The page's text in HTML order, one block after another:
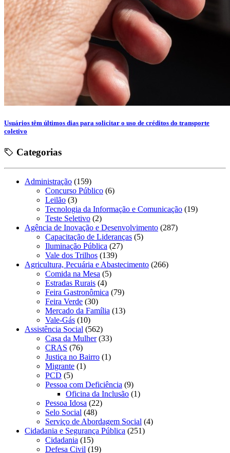
Usuários têm últimos dias para solicitar o uso de créditos do transporte
coletivo
Categorias
Administração (159)
Concurso Público (6)
Leilão (3)
Tecnologia da Informação e Comunicação (19)
Teste Seletivo (2)
Agência de Inovação e Desenvolvimento (287)
Capacitação de Lideranças (5)
Iluminação Pública (27)
Vale dos Trilhos (139)
Agricultura, Pecuária e Abastecimento (266)
Comida na Mesa (5)
Estradas Rurais (4)
Feira Gastronômica (79)
Feira Verde (30)
Mercado da Família (13)
Vale-Gás (10)
Assistência Social (562)
Casa da Mulher(33)
CRAS (76)
Justiça no Bairro (1)
Migrante (1)
PCD (5)
Pessoa com Deficiência (9)
Oficina da Inclusão (1)
Pessoa Idosa (22)
Selo Social (48)
Serviço de Abordagem Social (4)
Cidadania e Segurança Pública (251)
Cidadania (15)
Defesa Civil (19)